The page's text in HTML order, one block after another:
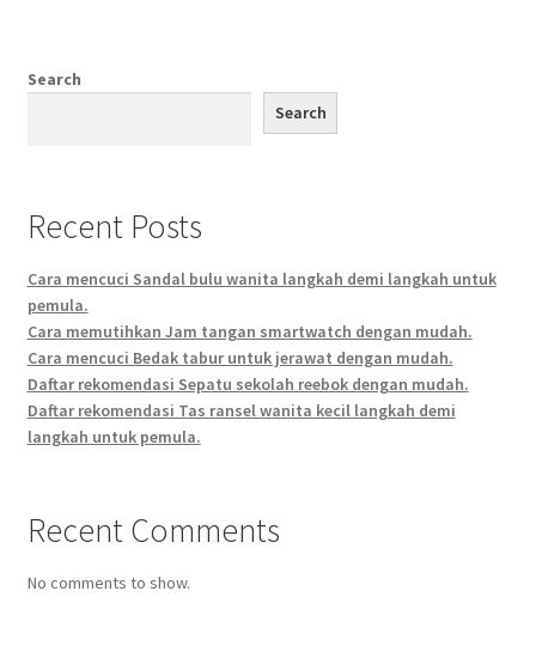
Search
Search
Recent Posts
Cara mencuci Sandal bulu wanita langkah demi langkah untuk
pemula.
Cara memutihkan Jam tangan smartwatch dengan mudah.
Cara mencuci Bedak tabur untuk jerawat dengan mudah.
Daftar rekomendasi Sepatu sekolah reebok dengan mudah.
Daftar rekomendasi Tas ransel wanita kecil langkah demi
langkah untuk pemula.
Recent Comments
No comments to show.